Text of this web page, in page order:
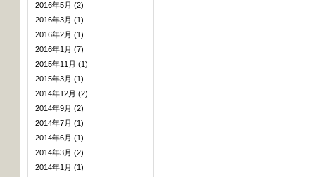
2016年5月 (2)
2016年3月 (1)
2016年2月 (1)
2016年1月 (7)
2015年11月 (1)
2015年3月 (1)
2014年12月 (2)
2014年9月 (2)
2014年7月 (1)
2014年6月 (1)
2014年3月 (2)
2014年1月 (1)